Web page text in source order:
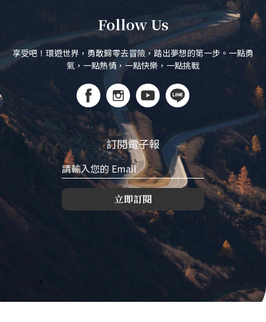
Follow Us
享受吧！環遊世界，勇敢歸零去冒險，踏出夢想的第一步。一點勇
氣，一點熱情，一點快樂，一點挑戰
訂閱電子報
立即訂閱